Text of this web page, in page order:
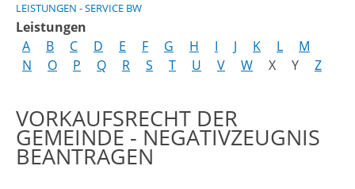
LEISTUNGEN - SERVICE BW
Leistungen
A
B C D E F G H I J K L
M
N
O P Q R S T U V W X Y Z
VORKAUFSRECHT DER
GEMEINDE - NEGATIVZEUGNIS
BEANTRAGEN